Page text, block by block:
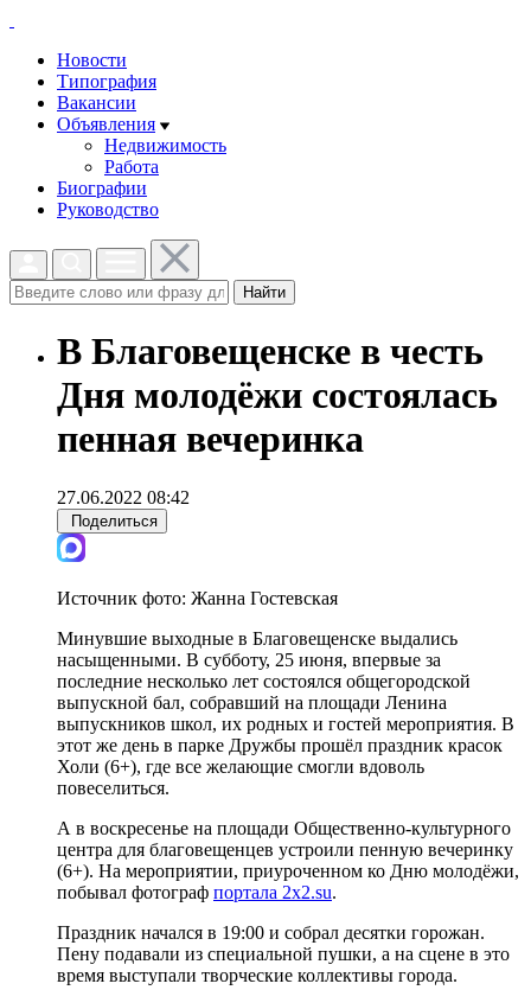
Новости
Типография
Вакансии
Объявления
Недвижимость
Работа
Биографии
Руководство
Найти
В Благовещенске в честь
Дня молодёжи состоялась
пенная вечеринка
27.06.2022 08:42
Поделиться
Источник фото: Жанна Гостевская
Минувшие выходные в Благовещенске выдались
насыщенными. В субботу, 25 июня, впервые за
последние несколько лет состоялся общегородской
выпускной бал, собравший на площади Ленина
выпускников школ, их родных и гостей мероприятия. В
этот же день в парке Дружбы прошёл праздник красок
Холи (6+), где все желающие смогли вдоволь
повеселиться.
А в воскресенье на площади Общественно-культурного
центра для благовещенцев устроили пенную вечеринку
(6+). На мероприятии, приуроченном ко Дню молодёжи,
побывал фотограф портала 2x2.su.
Праздник начался в 19:00 и собрал десятки горожан.
Пену подавали из специальной пушки, а на сцене в это
время выступали творческие коллективы города.